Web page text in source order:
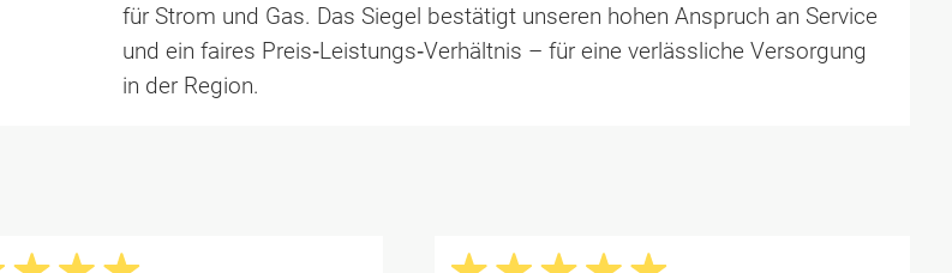
für Strom und Gas. Das Siegel bestätigt unseren hohen Anspruch an Service
und ein faires Preis‑Leistungs‑Verhältnis – für eine verlässliche Versorgung
in der Region.